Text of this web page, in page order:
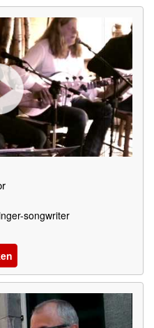
songwriter